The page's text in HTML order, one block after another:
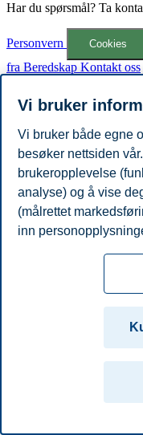
Har du spørsmål? Ta
Personvern Cookies
fra Beredskap Kontakt oss
© 2026
Vi bruker
Vi bruker både egne
besøker nettsiden
brukeropplevelse
analyse) og å vise
(målrettet
inn
cookies som er
fungere, kan du
samtykke ved å
Les mer om våre
opplysninger vi
for
eller trekke tilbake